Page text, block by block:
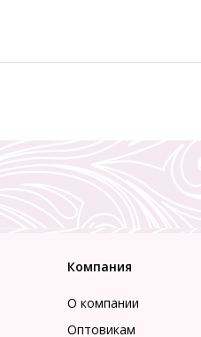
Компания
О компании
Оптовикам